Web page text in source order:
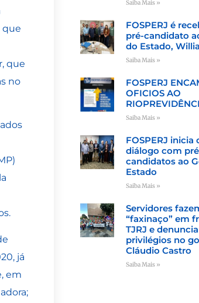
que
que
no
já
em
Saiba Mais »
FOSPERJ é
pré-candidato
do Estado,
Saiba Mais »
FOSPERJ
OFICIOS AO
Saiba Mais »
FOSPERJ inicia
diálogo com
candidatos ao
Estado
Saiba Mais »
Servidores
“faxinaço” em
TJRJ e
privilégios no
Cláudio Castro
Saiba Mais »